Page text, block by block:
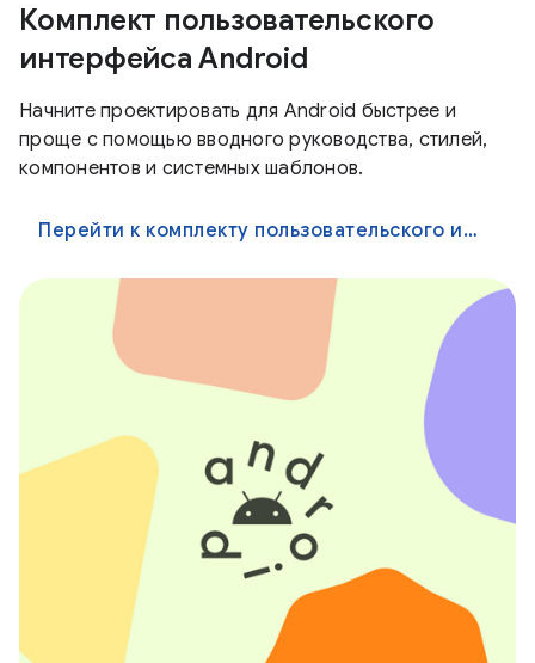
Комплект пользовательского
интерфейса Android
Начните проектировать для Android быстрее и
проще с помощью вводного руководства, стилей,
компонентов и системных шаблонов.
Перейти к комплекту пользовательского интерфейса Android